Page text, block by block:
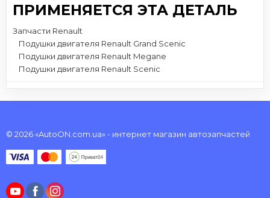
ПРИМЕНЯЕТСЯ ЭТА ДЕТАЛЬ
Запчасти Renault
Подушки двигателя Renault Grand Scenic
Подушки двигателя Renault Megane
Подушки двигателя Renault Scenic
© 2026 «AutoON.com.ua» - интернет магазин автозапчастей